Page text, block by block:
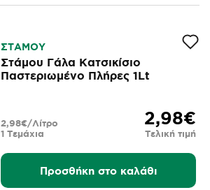
ΣΤΑΜΟΥ
Στάμου Γάλα Κατσικίσιο
Παστεριωμένο Πλήρες 1Lt
2,98€
Τελική τιμή
1 Τεμάχια
2,98€/Λίτρο
Προσθήκη στο καλάθι